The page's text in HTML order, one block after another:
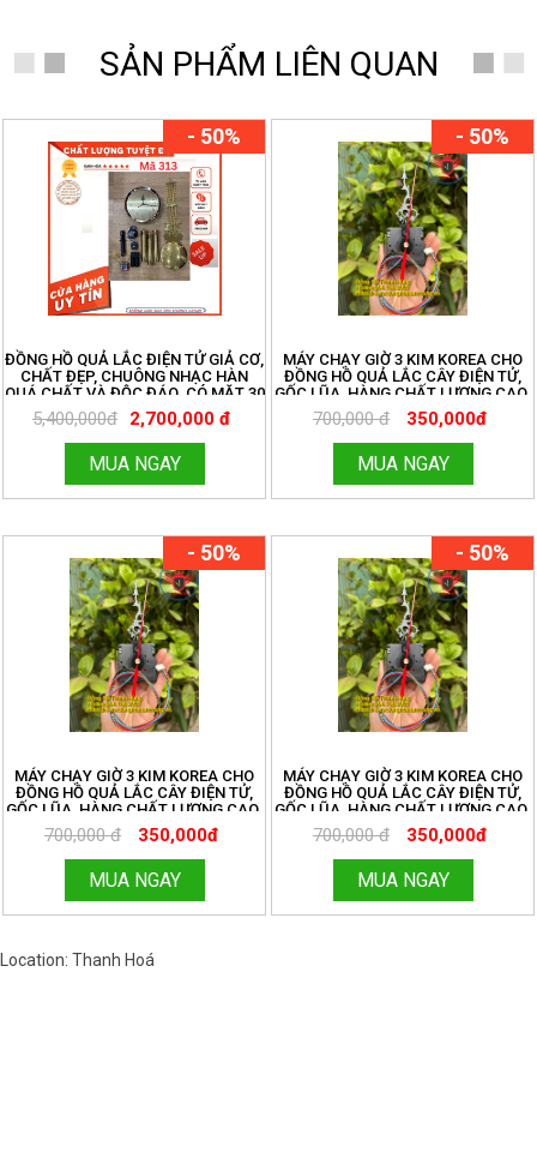
SẢN PHẨM LIÊN QUAN
- 50%
ĐỒNG HỒ QUẢ LẮC ĐIỆN TỬ GIẢ CƠ,
CHẤT ĐẸP, CHUÔNG NHẠC HÀN
QUÁ CHẤT VÀ ĐỘC ĐÁO. CÓ MẶT 30
CM VÀ 32 CM ĐỦ BỘ
5,400,000đ 2,700,000 đ
MUA NGAY
- 50%
MÁY CHẠY GIỜ 3 KIM KOREA CHO
ĐỒNG HỒ QUẢ LẮC CÂY ĐIỆN TỬ,
GỐC LŨA, HÀNG CHẤT LƯỢNG CAO.
ĐỒNG HỒ THANH HÙNG.
HOTLINE:096.188.2921. MÃ 273
700,000 đ 350,000đ
MUA NGAY
- 50%
MÁY CHẠY GIỜ 3 KIM KOREA CHO
ĐỒNG HỒ QUẢ LẮC CÂY ĐIỆN TỬ,
GỐC LŨA, HÀNG CHẤT LƯỢNG CAO.
ĐỒNG HỒ THANH HÙNG.
HOTLINE:096.188.2921. MÃ 273
700,000 đ 350,000đ
MUA NGAY
- 50%
MÁY CHẠY GIỜ 3 KIM KOREA CHO
ĐỒNG HỒ QUẢ LẮC CÂY ĐIỆN TỬ,
GỐC LŨA, HÀNG CHẤT LƯỢNG CAO.
ĐỒNG HỒ THANH HÙNG.
HOTLINE:096.188.2921. MÃ 273
700,000 đ 350,000đ
MUA NGAY
Location: Thanh Hoá